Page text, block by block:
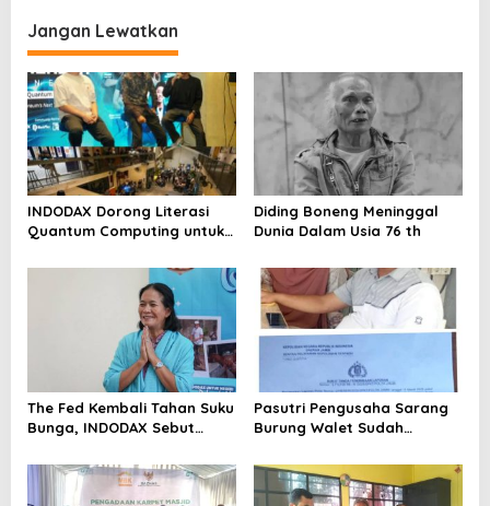
Metro Bekasi Kota
Jangan Lewatkan
INDODAX Dorong Literasi
Quantum Computing untuk
Blockchain
Diding Boneng Meninggal
Dunia Dalam Usia 76 th
The Fed Kembali Tahan Suku
Bunga, INDODAX Sebut
Sentimen Pasar
Pasutri Pengusaha Sarang
Burung Walet Sudah
Pelapor Desak Polda Jambi
Segera Lakukan Penahanan